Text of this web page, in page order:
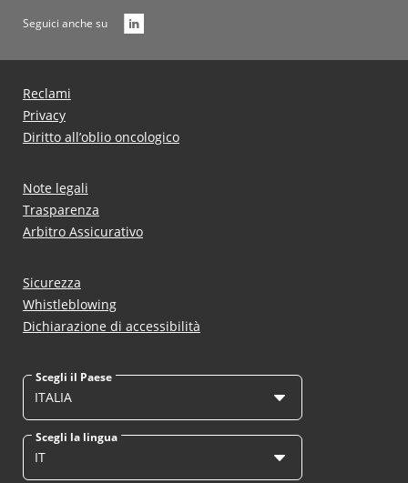
Seguici anche su
Reclami
Privacy
Diritto all’oblio oncologico
Note legali
Trasparenza
Arbitro Assicurativo
Sicurezza
Whistleblowing
Dichiarazione di accessibilità
Scegli il Paese
ITALIA
Scegli la lingua
IT